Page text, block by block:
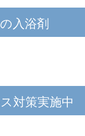
入浴剤
対策実施中